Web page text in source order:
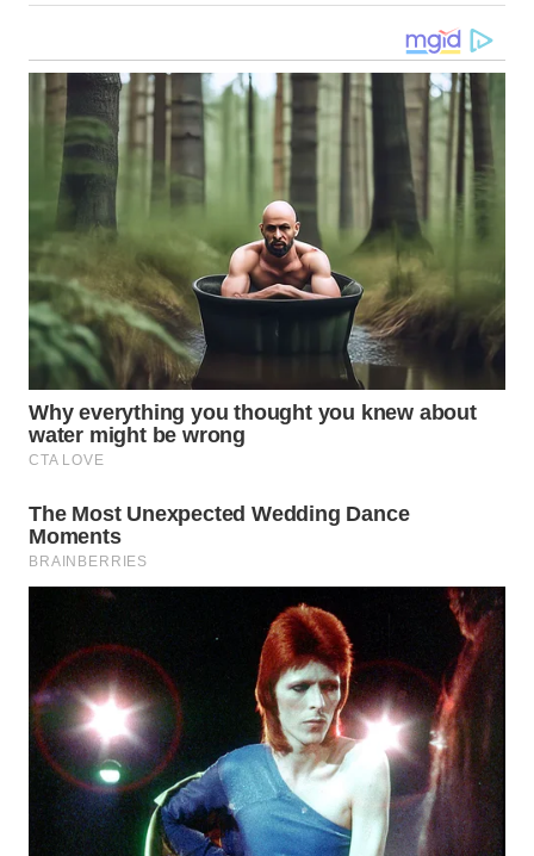
WN
KALTARA
KALSEL
WN
KALTIM
SULSEL
WN
WN
SULUT
WN
MALUKU
WN
MALUT
WN
DAIRI